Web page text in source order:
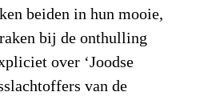
beiden in hun mooie,
bij de onthulling
over ‘Joodse
van de